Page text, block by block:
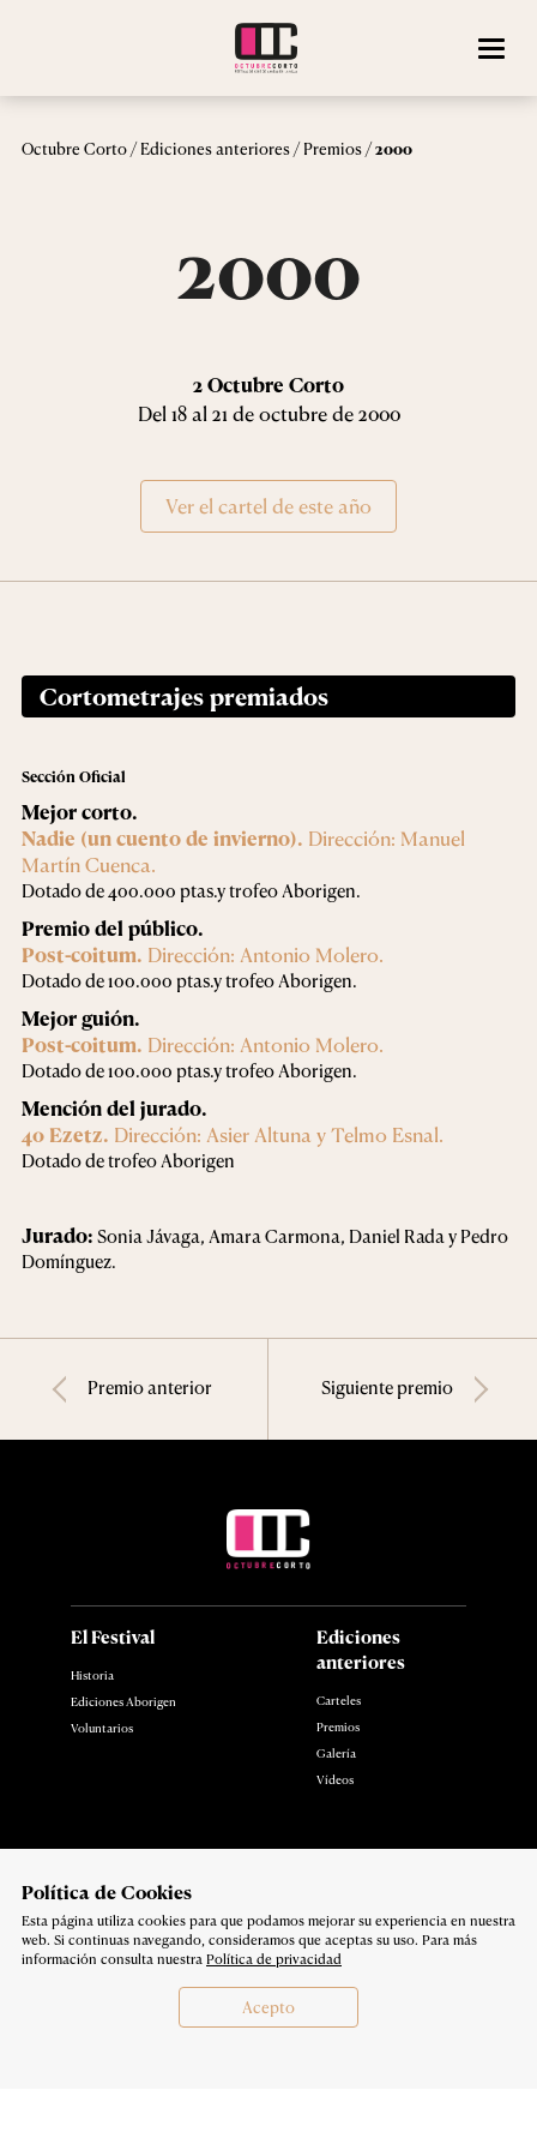
Polí­tica de Cookies
Esta página utiliza cookies para que podamos mejorar su experiencia en nuestra
web. Si continuas navegando, consideramos que aceptas su uso. Para más
información consulta nuestra Política de privacidad
Acepto
Octubre Corto/Ediciones anteriores/Premios/2000
2000
2 Octubre Corto
Del 18 al 21 de octubre de 2000
Ver el cartel de este año
Cortometrajes premiados
Sección Oficial
Mejor corto.
Nadie (un cuento de invierno). Dirección: Manuel
Martín Cuenca.
Dotado de 400.000 ptas.y trofeo Aborigen.
Premio del público.
Post-coitum. Dirección: Antonio Molero.
Dotado de 100.000 ptas.y trofeo Aborigen.
Mejor guión.
Post-coitum. Dirección: Antonio Molero.
Dotado de 100.000 ptas.y trofeo Aborigen.
Mención del jurado.
40 Ezetz. Dirección: Asier Altuna y Telmo Esnal.
Dotado de trofeo Aborigen
Jurado: Sonia Jávaga, Amara Carmona, Daniel Rada y Pedro
Domínguez.
Premio anterior Siguiente premio
El Festival
Historia
Ediciones Aborigen
Voluntarios
Ediciones
anteriores
Carteles
Premios
Galería
Vídeos
Política de privacidad
Copyright 2026
Síguenos en: